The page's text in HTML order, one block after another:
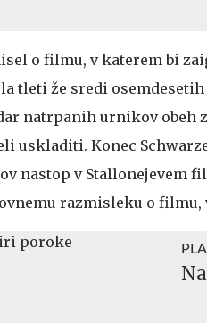
o filmu, v katerem bi
tleti že sredi
natrpanih urnikov obeh
uskladiti. Konec
nastop v Stallonejevem
razmisleku o